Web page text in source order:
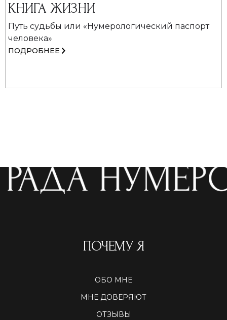
КНИГА ЖИЗНИ
Путь судьбы или «Нумерологический паспорт
человека»
ПОДРОБНЕЕ
ПОЧЕМУ Я
ОБО МНЕ
МНЕ ДОВЕРЯЮТ
ОТЗЫВЫ